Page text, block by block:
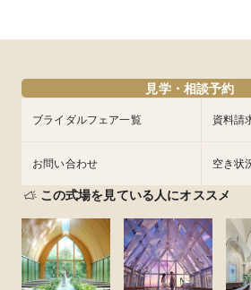
9/3
フェアを予約
9/3
フェアを予約
9/3
フェアを予約
9/3
フェアを予約
9/3
フェアを予約
9/3
フェアを予約
9/3
見学・相談予約
ブライダルフェア一覧 資料請
お問い合わせ 空き状
この式場を見ている人にオススメ